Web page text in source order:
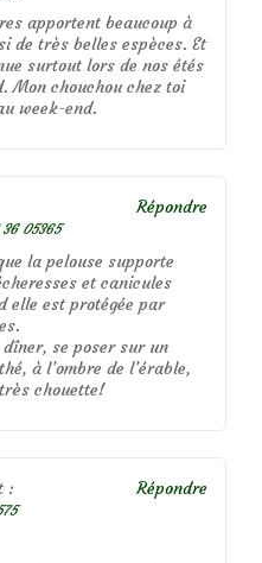
apportent beaucoup à
de très belles espèces. Et
surtout lors de nos étés
Mon chouchou chez toi
week-end.
05365
la pelouse supporte
et canicules
elle est protégée par
se poser sur un
à l’ombre de l’érable,
chouette!
Répondre
: Répondre